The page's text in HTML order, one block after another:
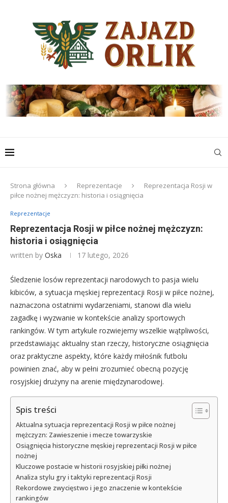
Strona główna Reprezentacje
Reprezentacja Rosji w
piłce nożnej mężczyzn: historia i osiągnięcia
Reprezentacje
Reprezentacja Rosji w piłce nożnej mężczyzn:
historia i osiągnięcia
written by Oska 17 lutego, 2026
Śledzenie losów reprezentacji narodowych to pasja wielu
kibiców, a sytuacja męskiej reprezentacji Rosji w piłce nożnej,
naznaczona ostatnimi wydarzeniami, stanowi dla wielu
zagadkę i wyzwanie w kontekście analizy sportowych
rankingów. W tym artykule rozwiejemy wszelkie wątpliwości,
przedstawiając aktualny stan rzeczy, historyczne osiągnięcia
oraz praktyczne aspekty, które każdy miłośnik futbolu
powinien znać, aby w pełni zrozumieć obecną pozycję
rosyjskiej drużyny na arenie międzynarodowej.
Spis treści
Aktualna sytuacja reprezentacji Rosji w piłce nożnej
mężczyzn: Zawieszenie i mecze towarzyskie
Osiągnięcia historyczne męskiej reprezentacji Rosji w piłce
nożnej
Kluczowe postacie w historii rosyjskiej piłki nożnej
Analiza stylu gry i taktyki reprezentacji Rosji
Rekordowe zwycięstwo i jego znaczenie w kontekście
rankingów